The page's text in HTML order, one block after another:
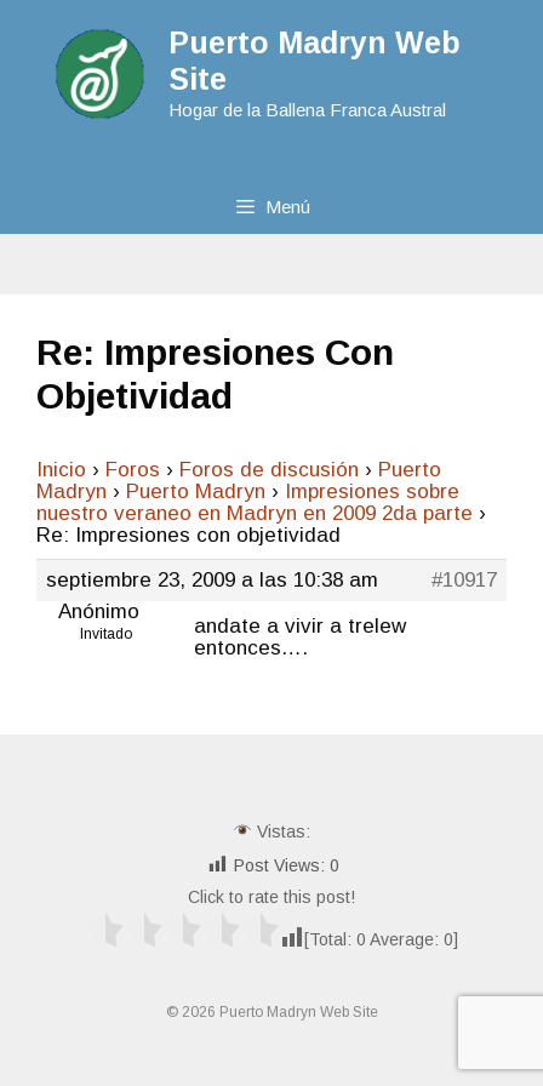
Puerto Madryn Web
Site
Hogar de la Ballena Franca Austral
Menú
Re: Impresiones Con
Objetividad
Inicio › Foros › Foros de discusión › Puerto
Madryn › Puerto Madryn › Impresiones sobre
nuestro veraneo en Madryn en 2009 2da parte ›
Re: Impresiones con objetividad
septiembre 23, 2009 a las 10:38 am
#10917
Anónimo
Invitado
andate a vivir a trelew
entonces….
Vistas:
Post Views: 0
Click to rate this post!
[Total: 0 Average: 0]
© 2026 Puerto Madryn Web Site